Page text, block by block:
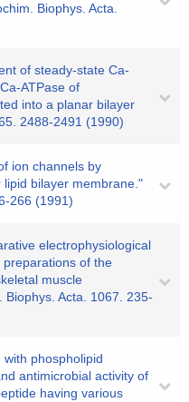
Biophys. Acta.
of steady-state Ca-
ATPase of
into a planar bilayer
2488-2491 (1990)
ion channels by
bilayer membrane."
266 (1991)
electrophysiological
of the
muscle
Acta. 1067. 235-
with phospholipid
antimicrobial activity of
having various